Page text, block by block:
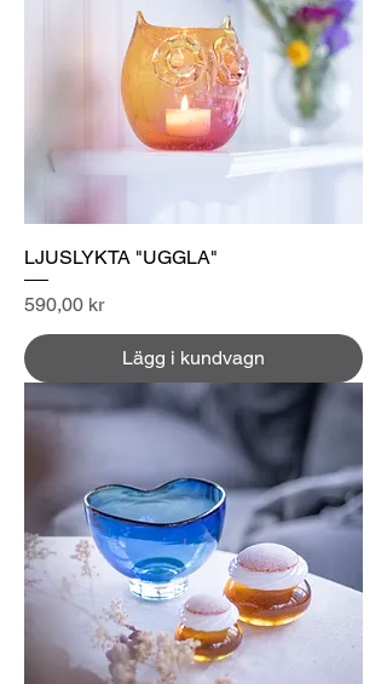
LJUSLYKTA "UGGLA"
Pris
590,00 kr
Lägg i kundvagn